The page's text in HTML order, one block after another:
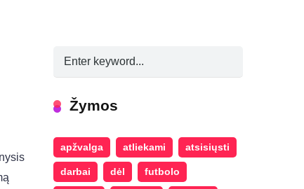
Žymos
apžvalga atliekami atsisiųsti
darbai dėl futbolo